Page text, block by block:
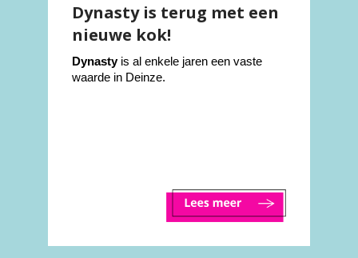
Dynasty is terug met een
nieuwe kok!
Dynastyis al enkele jaren een vaste
waarde in Deinze.